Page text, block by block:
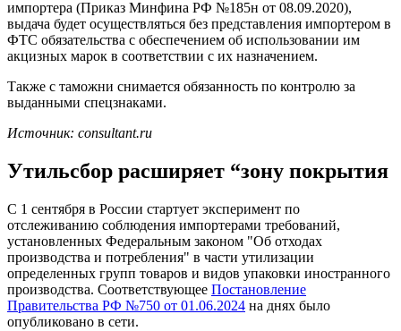
импортера (Приказ Минфина РФ №185н от 08.09.2020),
выдача будет осуществляться без представления импортером в
ФТС обязательства с обеспечением об использовании им
акцизных марок в соответствии с их назначением.
Также с таможни снимается обязанность по контролю за
выданными спецзнаками.
Источник: consultant.ru
Утильсбор расширяет “зону покрытия
С 1 сентября в России стартует эксперимент по
отслеживанию соблюдения импортерами требований,
установленных Федеральным законом "Об отходах
производства и потребления" в части утилизации
определенных групп товаров и видов упаковки иностранного
производства. Соответствующее Постановление
Правительства РФ №750 от 01.06.2024 на днях было
опубликовано в сети.